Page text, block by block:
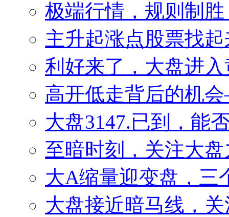
极端行情，规则制胜
主升起涨点股票找
利好来了，大盘进
高开低走背后的机
大盘3147.已到，能
至暗时刻，关注大
大A缩量迎变盘，三
大盘接近暗马线，